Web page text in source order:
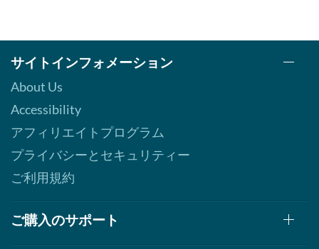
サイトインフォメーション
About Us
Accessibility
アフィリエイトプログラム
プライバシーとセキュリティー
ご利用規約
ご購入のサポート